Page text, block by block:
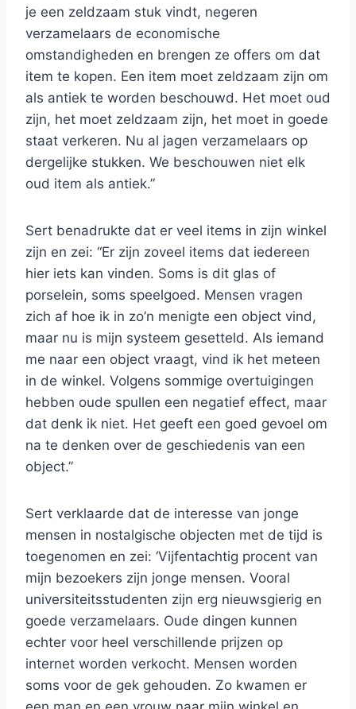
je een zeldzaam stuk vindt, negeren
verzamelaars de economische
omstandigheden en brengen ze offers om dat
item te kopen. Een item moet zeldzaam zijn om
als antiek te worden beschouwd. Het moet oud
zijn, het moet zeldzaam zijn, het moet in goede
staat verkeren. Nu al jagen verzamelaars op
dergelijke stukken. We beschouwen niet elk
oud item als antiek.”
Sert benadrukte dat er veel items in zijn winkel
zijn en zei: “Er zijn zoveel items dat iedereen
hier iets kan vinden. Soms is dit glas of
porselein, soms speelgoed. Mensen vragen
zich af hoe ik in zo’n menigte een object vind,
maar nu is mijn systeem gesetteld. Als iemand
me naar een object vraagt, vind ik het meteen
in de winkel. Volgens sommige overtuigingen
hebben oude spullen een negatief effect, maar
dat denk ik niet. Het geeft een goed gevoel om
na te denken over de geschiedenis van een
object.”
Sert verklaarde dat de interesse van jonge
mensen in nostalgische objecten met de tijd is
toegenomen en zei: ‘Vijfentachtig procent van
mijn bezoekers zijn jonge mensen. Vooral
universiteitsstudenten zijn erg nieuwsgierig en
goede verzamelaars. Oude dingen kunnen
echter voor heel verschillende prijzen op
internet worden verkocht. Mensen worden
soms voor de gek gehouden. Zo kwamen er